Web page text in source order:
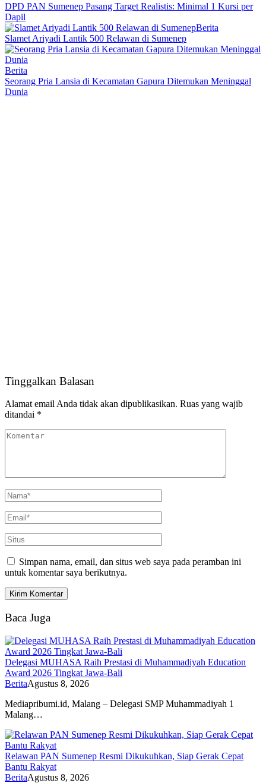
DPD PAN Sumenep Pasang Target Realistis: Minimal 1 Kursi per
Dapil
Berita
Slamet Ariyadi Lantik 500 Relawan di Sumenep
Berita
Seorang Pria Lansia di Kecamatan Gapura Ditemukan Meninggal
Dunia
Tinggalkan Balasan
Alamat email Anda tidak akan dipublikasikan. Ruas yang wajib
ditandai *
Simpan nama, email, dan situs web saya pada peramban ini
untuk komentar saya berikutnya.
Baca Juga
Delegasi MUHASA Raih Prestasi di Muhammadiyah Education
Award 2026 Tingkat Jawa-Bali
BeritaAgustus 8, 2026
Mediapribumi.id, Malang – Delegasi SMP Muhammadiyah 1
Malang…
Relawan PAN Sumenep Resmi Dikukuhkan, Siap Gerak Cepat
Bantu Rakyat
BeritaAgustus 8, 2026